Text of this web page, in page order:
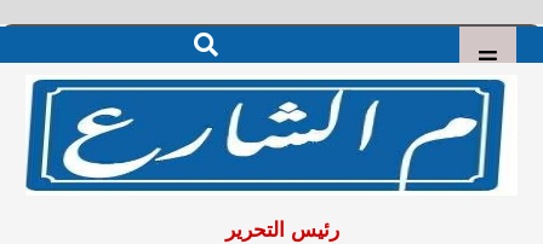
رئيس التحرير